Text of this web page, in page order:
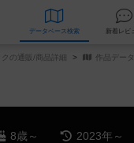
データベース 検索
の通販/商品詳細 作品データ
8歳～ 2023年～